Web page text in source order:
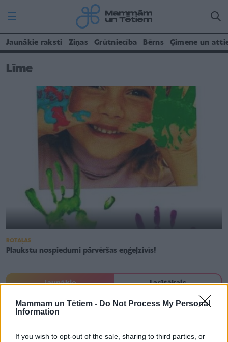
Mammam un Tētiem - Do Not Process My Personal
Information
If you wish to opt-out of the sale, sharing to third parties, or
Jaunākie raksti Ziņas Grūtniecība Bērns Ģimene un
Līme
ROTAĻAS
Plaukstu nospiedumi pārvēršas eņģeļzivīs!
Jaunākie Lasītākais